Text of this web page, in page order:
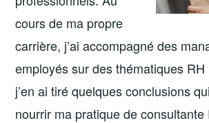
cours de ma propre
carrière, j’ai accompagné des
employés sur des thématiques
j’en ai tiré quelques conclusions
nourrir ma pratique de